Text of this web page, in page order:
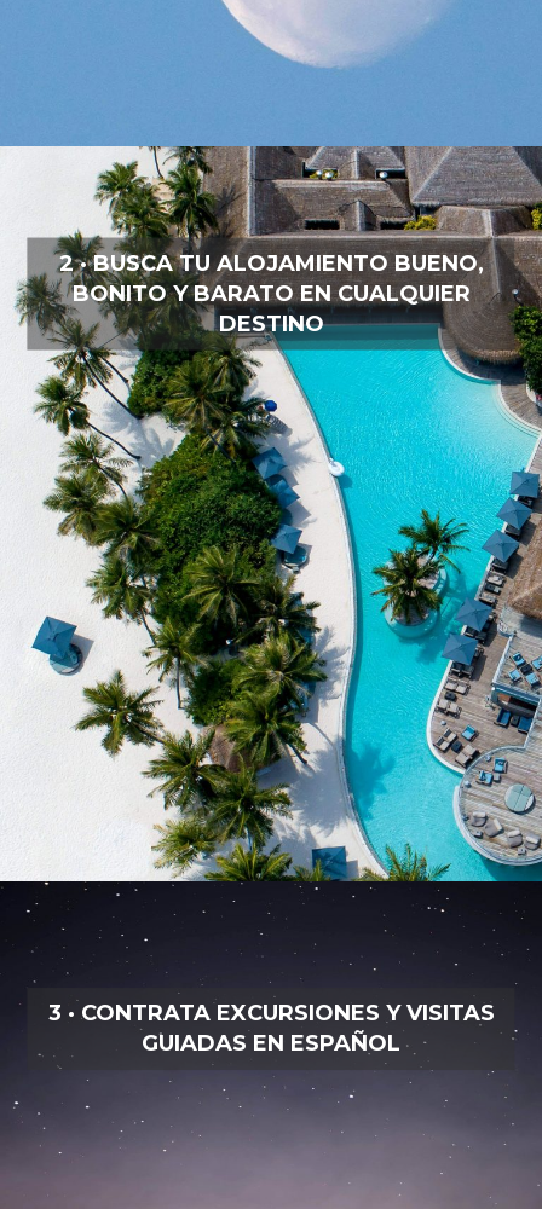
2 · BUSCA TU ALOJAMIENTO BUENO,
BONITO Y BARATO EN CUALQUIER
DESTINO
3 · CONTRATA EXCURSIONES Y VISITAS
GUIADAS EN ESPAÑOL